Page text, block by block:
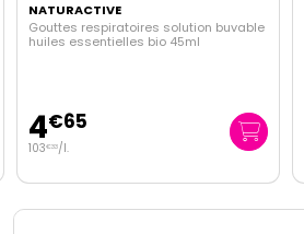
NATURACTIVE
Gouttes respiratoires solution buvable
huiles essentielles bio 45ml
4€65
103€33/l.